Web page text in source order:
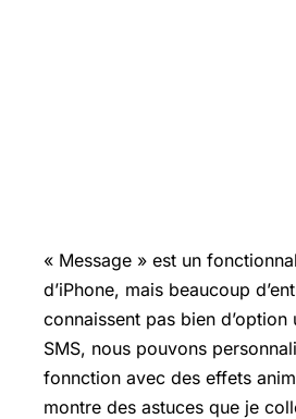
« Message » est un
d’iPhone, mais beaucoup
connaissent pas bien
SMS, nous pouvons
fonnction avec des effets
montre des astuces que je